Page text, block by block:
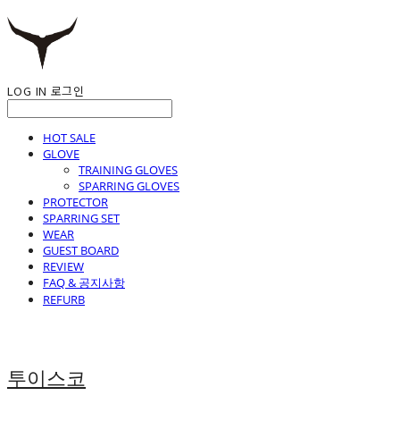
LOG IN 로그인
HOT SALE
GLOVE
TRAINING GLOVES
SPARRING GLOVES
PROTECTOR
SPARRING SET
WEAR
GUEST BOARD
REVIEW
FAQ & 공지사항
REFURB
투이스코